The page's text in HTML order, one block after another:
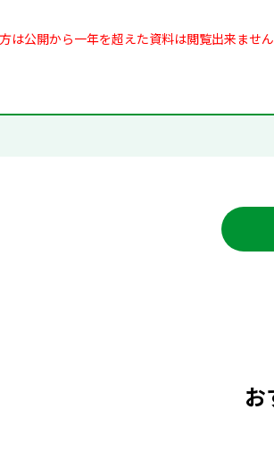
は公開から一年を超えた資料は閲覧出来ません
お